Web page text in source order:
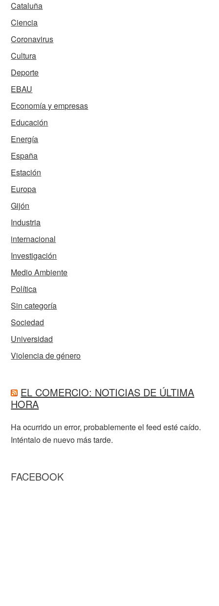
Cataluña
Ciencia
Coronavirus
Cultura
Deporte
EBAU
Economía y empresas
Educación
Energía
España
Estación
Europa
Gijón
Industria
internacional
Investigación
Medio Ambiente
Política
Sin categoría
Sociedad
Universidad
Violencia de género
EL COMERCIO: NOTICIAS DE ÚLTIMA
HORA
Ha ocurrido un error, probablemente el feed esté caído.
Inténtalo de nuevo más tarde.
FACEBOOK